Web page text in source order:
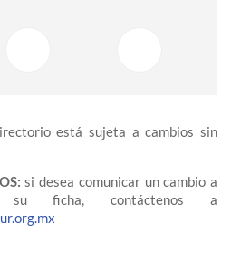
está sujeta a cambios sin
si desea comunicar un cambio a
ficha, contáctenos a